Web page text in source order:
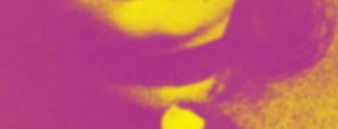
Afshar feminista
e iraní
Lallie Charles fotógrafa
Lallie Charles, nacida Charlotte
Elizabeth Martin (1869- 5 de abril de
1919) fue una...